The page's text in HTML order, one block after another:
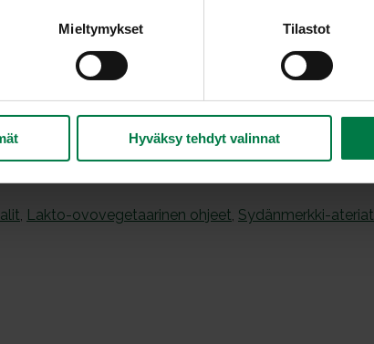
Mieltymykset Tilastot
Hyväksy tehdyt valinnat
jauhettu
suikale, pakaste
, Lakto-ovovegetaarinen ohjeet, Sydänmerkki-ateriat